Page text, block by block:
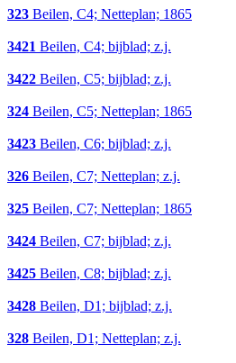
323 Beilen, C4; Netteplan; 1865
3421 Beilen, C4; bijblad; z.j.
3422 Beilen, C5; bijblad; z.j.
324 Beilen, C5; Netteplan; 1865
3423 Beilen, C6; bijblad; z.j.
326 Beilen, C7; Netteplan; z.j.
325 Beilen, C7; Netteplan; 1865
3424 Beilen, C7; bijblad; z.j.
3425 Beilen, C8; bijblad; z.j.
3428 Beilen, D1; bijblad; z.j.
328 Beilen, D1; Netteplan; z.j.